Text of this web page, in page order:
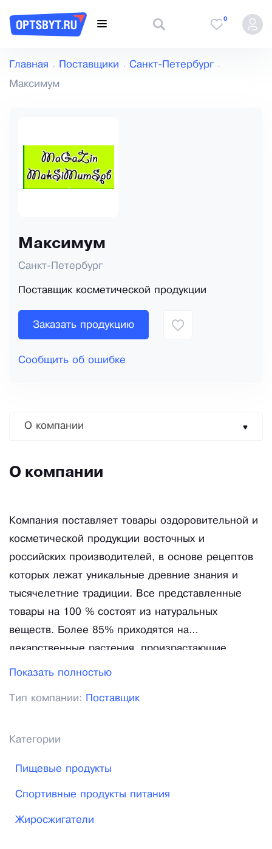
0
Главная Поставщики Санкт-Петербург
Максимум
Максимум
Санкт-Петербург
Поставщик косметической продукции
Заказать продукцию
Сообщить об ошибке
О компании
О компании
Компания поставляет товары оздоровительной и
косметической продукции восточных и
российских производителей, в основе рецептов
которых лежат уникальные древние знания и
тысячелетние традиции. Все представленные
товары на 100 % состоят из натуральных
веществ. Более 85% приходятся на
лекарственные растения, произрастаюшие
только в экологически чистых районах Тибета,
Остальные 15% приходятся на вещества
камни и минеральные компоненты. Так же в
ювелирной бижутерии и тибетских браслетов
Шамбала. Все наши изделия инкрустированы
Показать полностью
Тип компании: Поставщик
Категории
Пищевые продукты
Спортивные продукты питания
Жиросжигатели